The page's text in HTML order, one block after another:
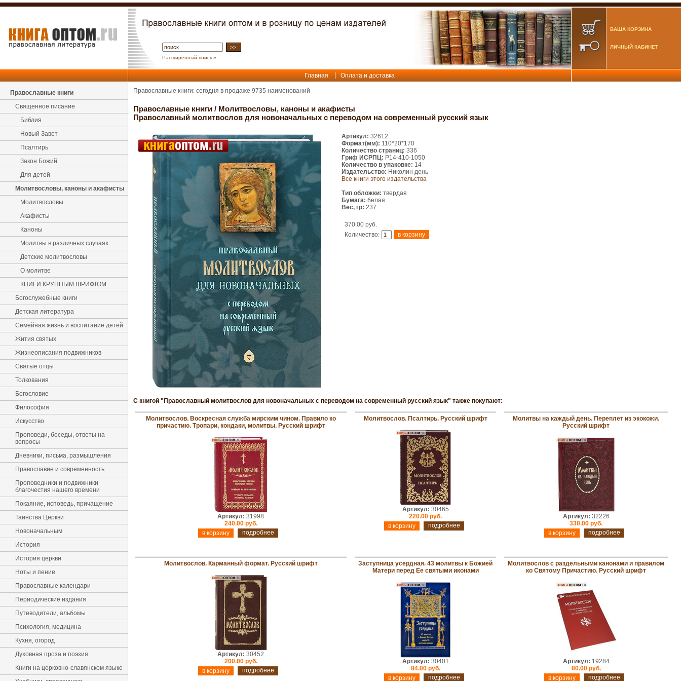
Расширенный поиск »
ВАША КОРЗИНА
ЛИЧНЫЙ КАБИНЕТ
Главная Оплата и доставка
Православные книги
Священное писание
Библия
Новый Завет
Псалтирь
Закон Божий
Для детей
Молитвословы, каноны и акафисты
Молитвословы
Акафисты
Каноны
Молитвы в различных случаях
Детские молитвословы
О молитве
КНИГИ КРУПНЫМ ШРИФТОМ
Богослужебные книги
Детская литература
Семейная жизнь и воспитание детей
Жития святых
Жизнеописания подвижников
Святые отцы
Толкования
Богословие
Философия
Искусство
Проповеди, беседы, ответы на
вопросы
Дневники, письма, размышления
Православие и современность
Проповедники и подвижники
благочестия нашего времени
Покаяние, исповедь, причащение
Таинства Церкви
Новоначальным
История
История церкви
Ноты и пение
Православные календари
Периодические издания
Путеводители, альбомы
Психология, медицина
Кухня, огород
Духовная проза и поэзия
Книги на церковно-славянском языке
Православные книги: сегодня в продаже 9735 наименований
Православные книги / Молитвословы, каноны и акафисты
Православный молитвослов для новоначальных с переводом на современный русский язык
Артикул: 32612
Формат(мм): 110*20*170
Количество страниц: 336
Гриф ИСРПЦ: Р14-410-1050
Количество в упаковке: 14
Издательство: Николин день
Все книги этого издательства
Тип обложки: твердая
Бумага: белая
Вес, гр: 237
370.00 руб.
Количество:
С книгой "Православный молитвослов для новоначальных с переводом на современный русский язык" также покупают:
Молитвослов. Воскресная служба мирским чином. Правило ко
причастию. Тропари, кондаки, молитвы. Русский шрифт
Артикул: 31998
240.00 руб.
подробнее
Молитвослов. Псалтирь. Русский шрифт
Артикул: 30465
220.00 руб.
подробнее
Молитвы на каждый день. Переплет из экокожи.
Русский шрифт
Артикул: 32226
330.00 руб.
подробнее
Молитвослов. Карманный формат. Русский шрифт
Артикул: 30452
200.00 руб.
подробнее
Заступница усердная. 43 молитвы к Божией
Матери перед Ее святыми иконами
Артикул: 30401
84.00 руб.
подробнее
Молитвослов с раздельными канонами и правилом
ко Святому Причастию. Русский шрифт
Артикул: 19284
80.00 руб.
подробнее